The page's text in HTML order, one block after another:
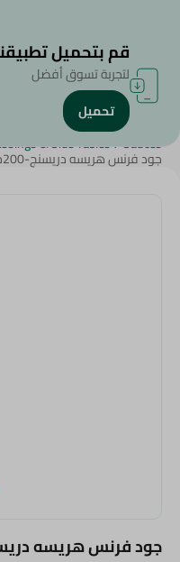
الرئيسية/الصوصات , السلطات ,
Sauces
/
& Side Tables
جود فرنس هريسه دريسنج-200جرام
جود فرنس هريسه دريسنج-
قم بتحميل
لتجربة تسوق أفضل
تحميل